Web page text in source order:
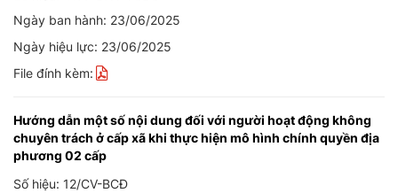
Ngày ban hành: 23/06/2025
Ngày hiệu lực: 23/06/2025
File đính kèm:
Hướng dẫn một số nội dung đối với người hoạt động không
chuyên trách ở cấp xã khi thực hiện mô hình chính quyền địa
phương 02 cấp
Số hiệu: 12/CV-BCĐ